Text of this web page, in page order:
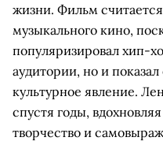
жизни. Фильм
музыкального кино,
популяризировал хип-
аудитории, но и показал
культурное явление.
спустя годы,
творчество и